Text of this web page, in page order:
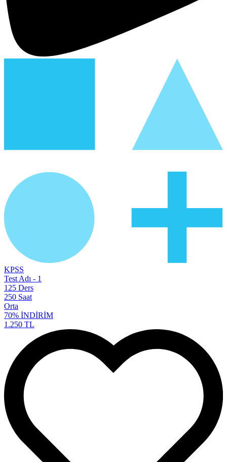
KPSS
Test Adı - 1
125 Ders
250 Saat
Orta
70% İNDİRİM
1.250 TL